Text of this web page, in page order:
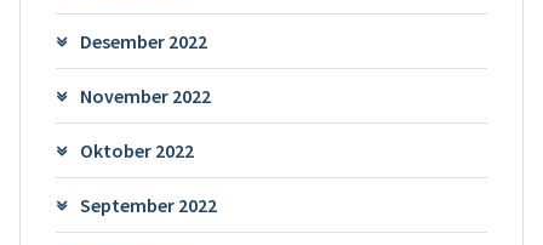
Desember 2022
November 2022
Oktober 2022
September 2022